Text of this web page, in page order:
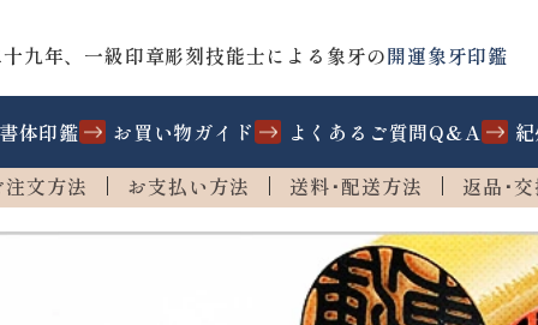
九年、一級印章彫刻技能士による象牙の開運象牙印鑑
体印鑑 お買い物ガイド よくあるご質問Q&A
注文方法
お支払い方法 送料･配送方法 返品･